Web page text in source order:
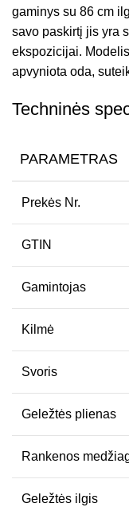
gaminys su 86 cm
savo paskirtį jis yra
ekspozicijai.
apvyniota oda,
Techninės
PARAMETRAS
Prekės Nr.
GTIN
Gamintojas
Kilmė
Svoris
Geležtės plienas
Rankenos
Geležtės ilgis